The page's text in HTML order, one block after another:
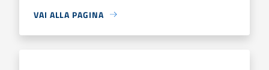
VAI ALLA PAGINA